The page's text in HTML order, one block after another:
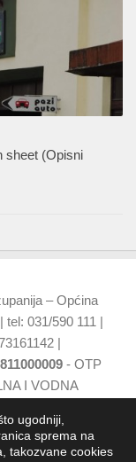
sheet (Opisni
– Općina
031/590 111 |
|
- OTP
I VODNA
ugodniji,
sprema na
takozvane cookies